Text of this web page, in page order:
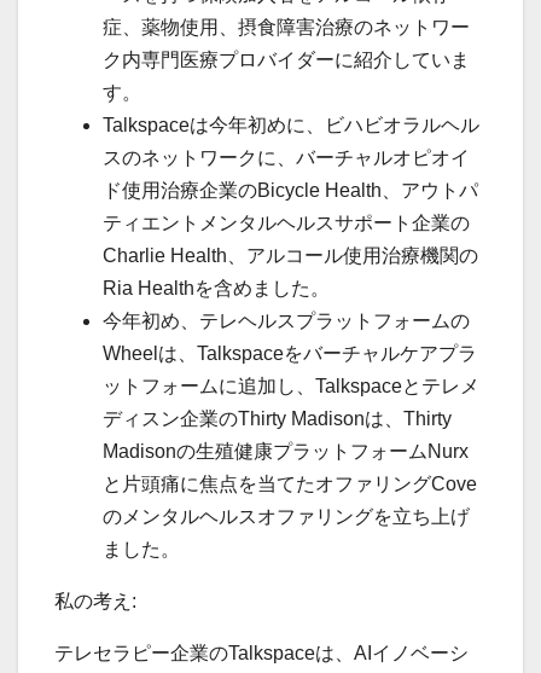
症、薬物使用、摂食障害治療のネットワー
ク内専門医療プロバイダーに紹介していま
す。
Talkspaceは今年初めに、ビハビオラルヘル
スのネットワークに、バーチャルオピオイ
ド使用治療企業のBicycle Health、アウトパ
ティエントメンタルヘルスサポート企業の
Charlie Health、アルコール使用治療機関の
Ria Healthを含めました。
今年初め、テレヘルスプラットフォームの
Wheelは、Talkspaceをバーチャルケアプラ
ットフォームに追加し、Talkspaceとテレメ
ディスン企業のThirty Madisonは、Thirty
Madisonの生殖健康プラットフォームNurx
と片頭痛に焦点を当てたオファリングCove
のメンタルヘルスオファリングを立ち上げ
ました。
私の考え:
テレセラピー企業のTalkspaceは、AIイノベーシ